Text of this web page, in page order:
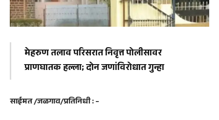
मेहरुण तलाव परिसरात निवृत्त पोलीसावर
प्राणघातक हल्ला; दोन जणांविरोधात गुन्हा
साईमत /जळगाव/प्रतिनिधी : –